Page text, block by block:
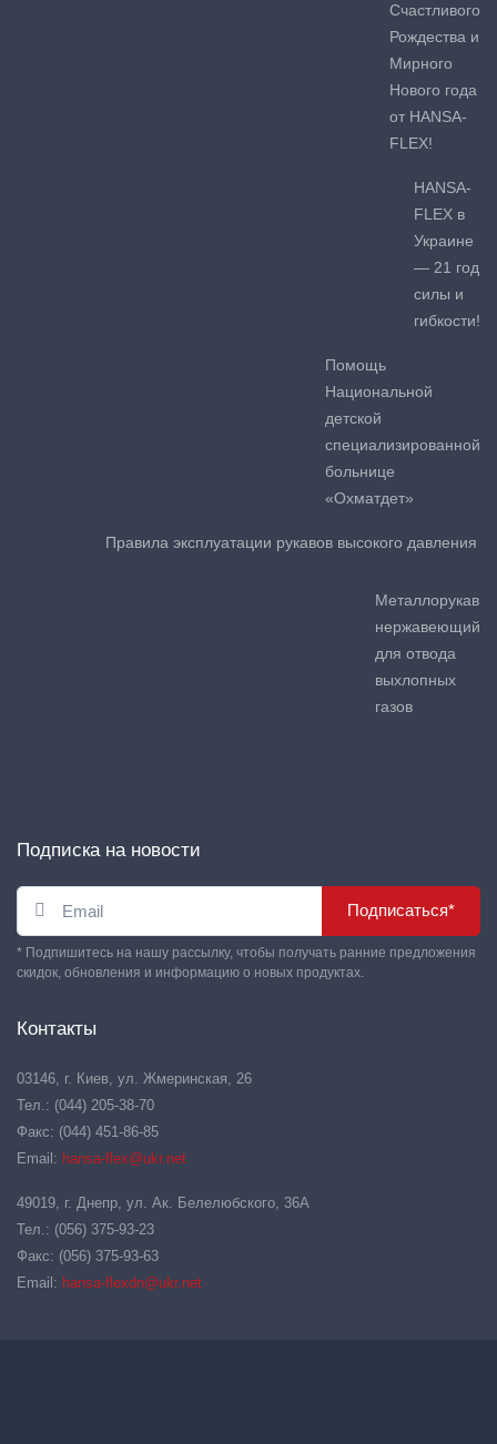
Счастливого
Рождества и
Мирного
Нового года
от HANSA-
FLEX!
HANSA-
FLEX в
Украине
— 21 год
силы и
гибкости!
Помощь
Национальной
детской
специализированной
больнице
«Охматдет»
Правила эксплуатации рукавов высокого давления
Металлорукав
нержавеющий
для отвода
выхлопных
газов
Подписка на новости
Подписаться*
* Подпишитесь на нашу рассылку, чтобы получать ранние предложения
скидок, обновления и информацию о новых продуктах.
Контакты
03146, г. Киев, ул. Жмеринская, 26
Тел.: (044) 205-38-70
Факс: (044) 451-86-85
Email: hansa-flex@ukr.net
49019, г. Днепр, ул. Ак. Белелюбского, 36А
Тел.: (056) 375-93-23
Факс: (056) 375-93-63
Email: hansa-flexdn@ukr.net